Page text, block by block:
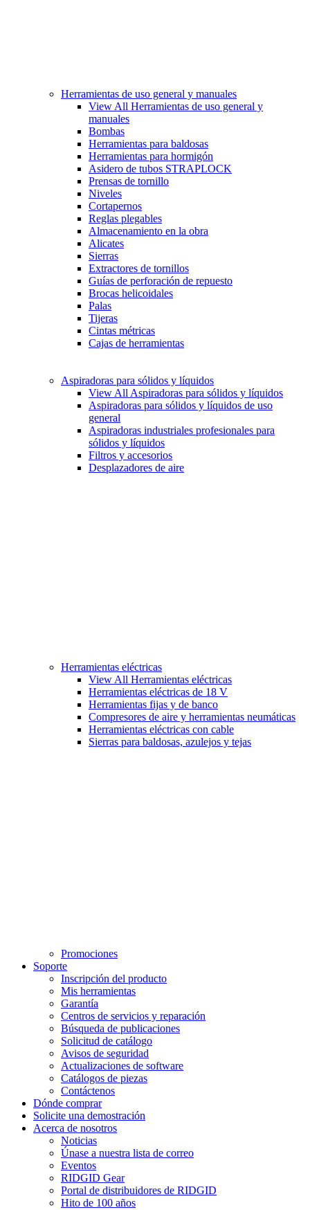
Herramientas de uso general y manuales
View All Herramientas de uso general y
manuales
Bombas
Herramientas para baldosas
Herramientas para hormigón
Asidero de tubos STRAPLOCK
Prensas de tornillo
Niveles
Cortapernos
Reglas plegables
Almacenamiento en la obra
Alicates
Sierras
Extractores de tornillos
Guías de perforación de repuesto
Brocas helicoidales
Palas
Tijeras
Cintas métricas
Cajas de herramientas
Aspiradoras para sólidos y líquidos
View All Aspiradoras para sólidos y líquidos
Aspiradoras para sólidos y líquidos de uso
general
Aspiradoras industriales profesionales para
sólidos y líquidos
Filtros y accesorios
Desplazadores de aire
Herramientas eléctricas
View All Herramientas eléctricas
Herramientas eléctricas de 18 V
Herramientas fijas y de banco
Compresores de aire y herramientas neumáticas
Herramientas eléctricas con cable
Sierras para baldosas, azulejos y tejas
Promociones
Soporte
Inscripción del producto
Mis herramientas
Garantía
Centros de servicios y reparación
Búsqueda de publicaciones
Solicitud de catálogo
Avisos de seguridad
Actualizaciones de software
Catálogos de piezas
Contáctenos
Dónde comprar
Solicite una demostración
Acerca de nosotros
Noticias
Únase a nuestra lista de correo
Eventos
RIDGID Gear
Portal de distribuidores de RIDGID
Hito de 100 años